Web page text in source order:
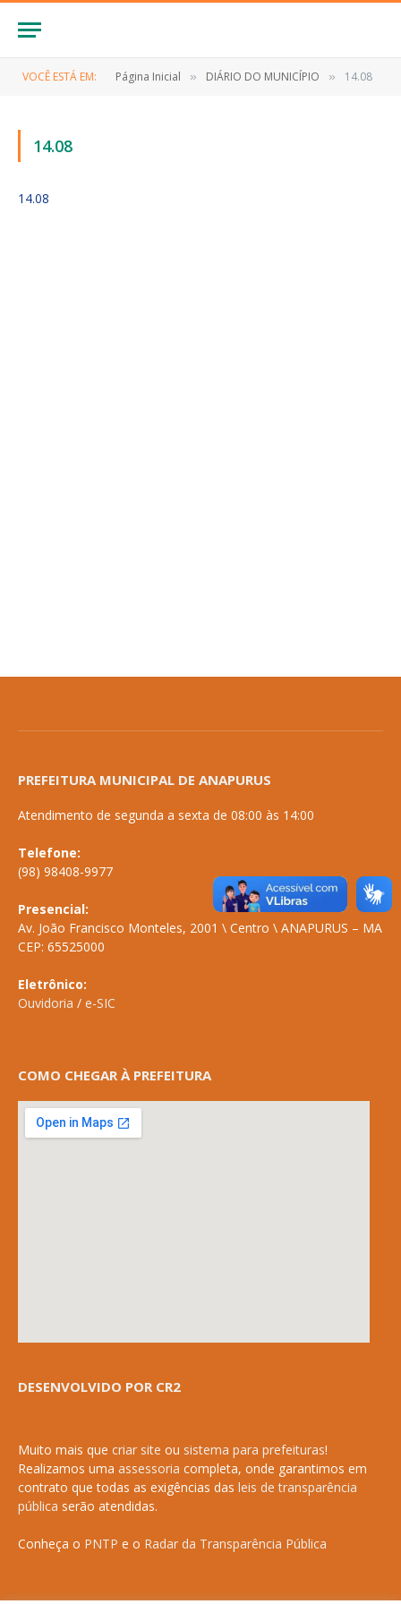
VOCÊ ESTÁ EM: Página Inicial » DIÁRIO DO MUNICÍPIO » 14.08
14.08
14.08
PREFEITURA MUNICIPAL DE ANAPURUS
Atendimento de segunda a sexta de 08:00 às 14:00
Telefone:
(98) 98408-9977
Presencial:
Av. João Francisco Monteles, 2001 \ Centro \ ANAPURUS – MA
CEP: 65525000
Eletrônico:
Ouvidoria / e-SIC
COMO CHEGAR À PREFEITURA
DESENVOLVIDO POR CR2
Muito mais que criar site ou sistema para prefeituras!
Realizamos uma assessoria completa, onde garantimos em
contrato que todas as exigências das leis de transparência
pública serão atendidas.
Conheça o PNTP e o Radar da Transparência Pública